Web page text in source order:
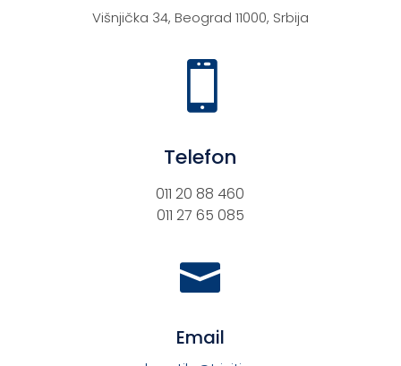
Višnjička 34, Beograd 11000, Srbija

Telefon
011 20 88 460
011 27 65 085

Email